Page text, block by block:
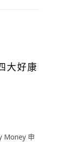
大好康
Money 申